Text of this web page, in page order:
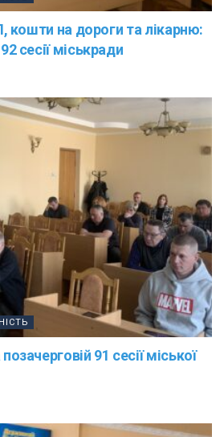
кошти на дороги та лікарню:
сесії міськради
91 сесії міської